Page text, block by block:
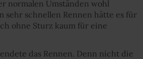
normalen Umständen wohl
sehr schnellen Rennen hätte es für
ohne Sturz kaum für eine
das Rennen. Denn nicht die